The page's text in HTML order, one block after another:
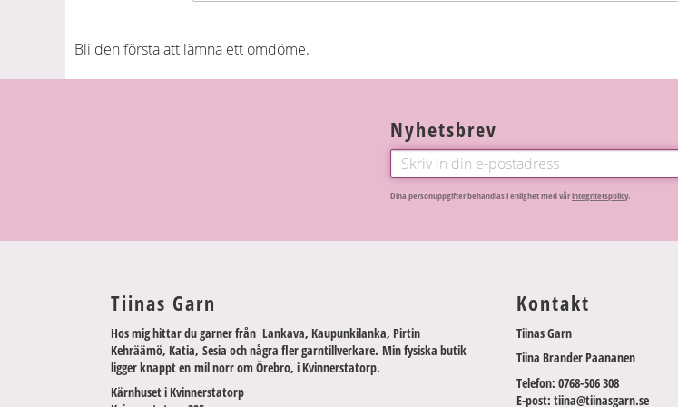
Bli den första att lämna ett omdöme.
Nyhetsbrev
Dina personuppgifter behandlas i enlighet med vårintegritetspolicy.
Tiinas Garn
Hos mig hittar du garner från Lankava, Kaupunkilanka, Pirtin
Kehräämö, Katia, Sesia och några fler garntillverkare. Min fysiska butik
ligger knappt en mil norr om Örebro, i Kvinnerstatorp.
Kärnhuset i Kvinnerstatorp
Kontakt
Tiinas Garn
Tiina Brander Paananen
Telefon: 0768-506 308
E-post: tiina@tiinasgarn.se